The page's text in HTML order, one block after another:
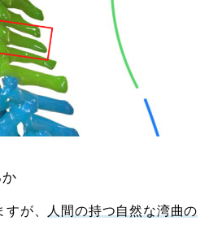
が、
人間の持つ自然な湾曲の